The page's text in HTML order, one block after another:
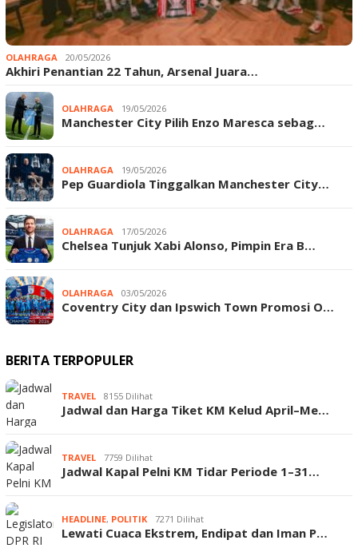
OLAHRAGA 20/05/2026
Akhiri Penantian 22 Tahun, Arsenal Juara…
OLAHRAGA 19/05/2026
Manchester City Pilih Enzo Maresca sebag…
OLAHRAGA 19/05/2026
Pep Guardiola Tinggalkan Manchester City…
OLAHRAGA 17/05/2026
Chelsea Tunjuk Xabi Alonso, Pimpin Era B…
OLAHRAGA 03/05/2026
Coventry City dan Ipswich Town Promosi O…
BERITA TERPOPULER
TRAVEL 8155 Dilihat
Jadwal dan Harga Tiket KM Kelud April–Me…
TRAVEL 7759 Dilihat
Jadwal Kapal Pelni KM Tidar Periode 1–31…
HEADLINE, POLITIK 7271 Dilihat
Lewati Cuaca Ekstrem, Endipat dan Iman P…